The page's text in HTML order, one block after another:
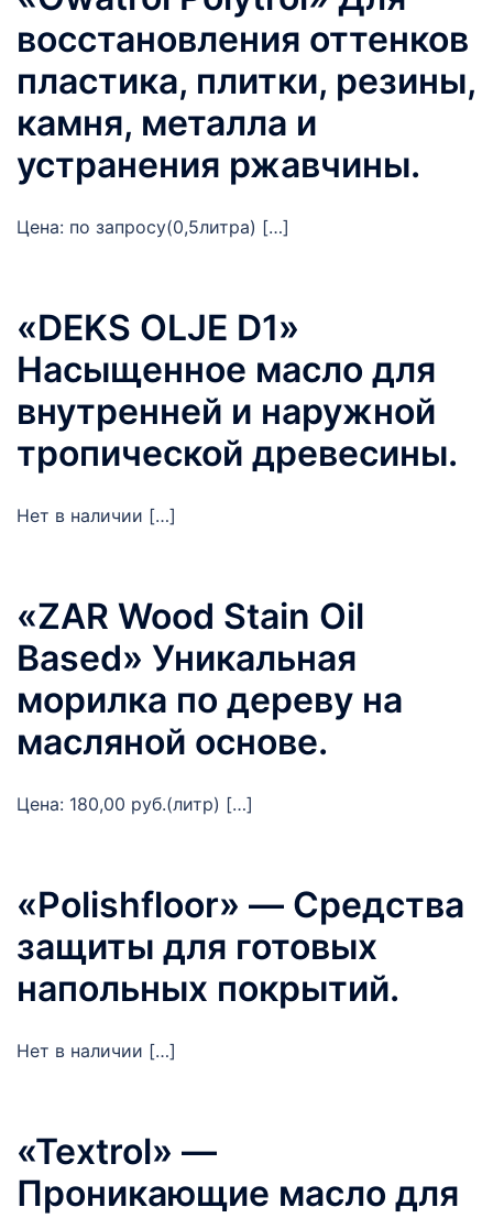
восстановления оттенков
пластика, плитки, резины,
камня, металла и
устранения ржавчины.
Цена: по запросу(0,5литра) […]
«DEKS OLJE D1»
Насыщенное масло для
внутренней и наружной
тропической древесины.
Нет в наличии […]
«ZAR Wood Stain Oil
Based» Уникальная
морилка по дереву на
масляной основе.
Цена: 180,00 руб.(литр) […]
«Polishfloor» — Средства
защиты для готовых
напольных покрытий.
Нет в наличии […]
«Textrol» —
Проникающие масло для